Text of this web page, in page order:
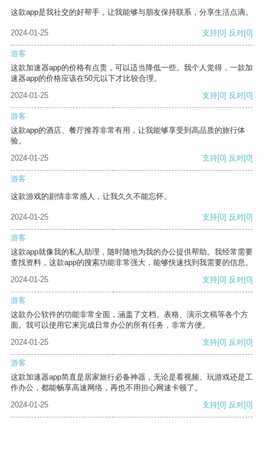
这款app是我社交的好帮手，让我能够与朋友保持联系，分享生活点滴。
2024-01-25 支持[0] 反对[0]
游客
这款加速器app的价格有点贵，可以适当降低一些。我个人觉得，一款加
速器app的价格应该在50元以下才比较合理。
2024-01-25
支持[0] 反对[0]
游客
这款app的酒店、餐厅推荐非常有用，让我能够享受到高品质的旅行体
验。
2024-01-25
支持[0] 反对[0]
游客
这款游戏的剧情非常感人，让我久久不能忘怀。
2024-01-25 支持[0] 反对[0]
游客
这款app就像我的私人助理，随时随地为我的办公提供帮助。我经常需要
查找资料，这款app的搜索功能非常强大，能够快速找到我需要的信息。
2024-01-25
支持[0] 反对[0]
游客
这款办公软件的功能非常全面，涵盖了文档、表格、演示文稿等各个方
面。我可以使用它来完成日常办公的所有任务，非常方便。
2024-01-25
支持[0] 反对[0]
游客
这款加速器app简直是居家旅行必备神器，无论是看视频、玩游戏还是工
作办公，都能畅享高速网络，再也不用担心网速卡顿了。
2024-01-25
支持[0] 反对[0]